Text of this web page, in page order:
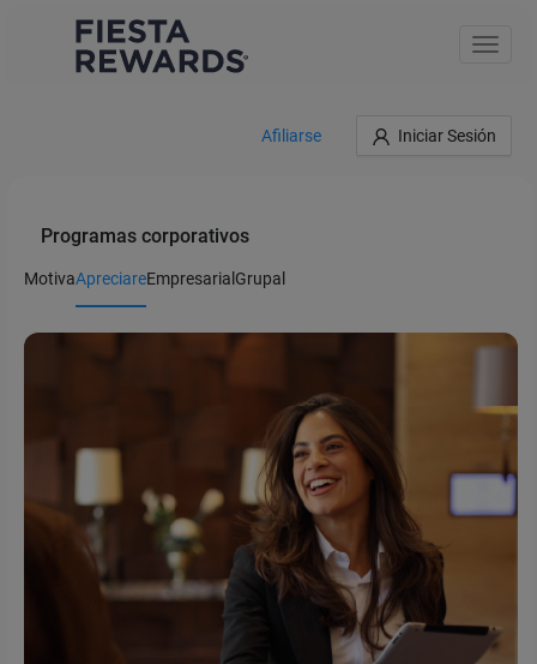
Toggle
Afiliarse Iniciar Sesión
Programas corporativos
MotivaApreciareEmpresarial Grupal